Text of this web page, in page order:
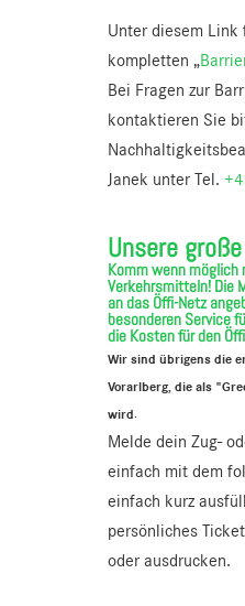
Unter diesem Link
kompletten „
Bei Fragen zur
kontaktieren Sie
Janek unter Tel.
Unsere
Komm wenn
Verkehrsmitteln! Die
an das Öffi-Netz
besonderen Service
die Kosten für den
Wir sind übrigens die
Vorarlberg, die als
wird.
Melde dein Zug-
einfach mit dem
einfach kurz
persönliches
oder ausdrucken.